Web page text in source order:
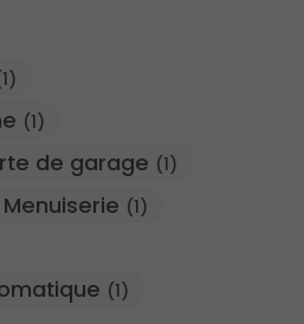
(1)
de garage (1)
Menuiserie (1)
(1)